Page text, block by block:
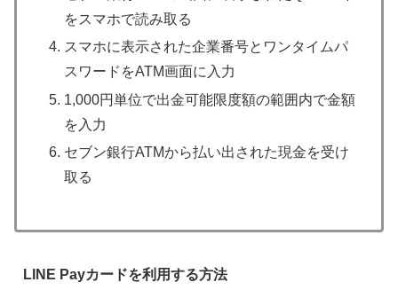
をスマホで読み取る
スマホに表示された企業番号とワンタイムパ
スワードをATM画面に入力
1,000円単位で出金可能限度額の範囲内で金額
を入力
セブン銀行ATMから払い出された現金を受け
取る
LINE Payカードを利用する方法